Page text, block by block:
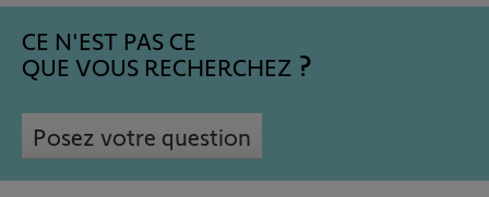
CE N'EST PAS CE
QUE VOUS RECHERCHEZ
Posez votre question